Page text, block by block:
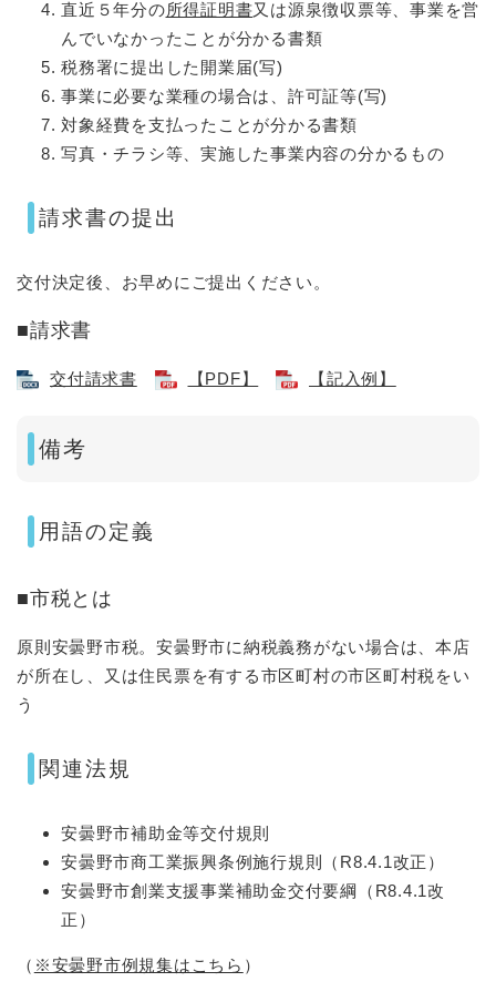
直近５年分の所得証明書又は源泉徴収票等、事業を営
んでいなかったことが分かる書類​
税務署に提出した開業届(写)
事業に必要な業種の場合は、許可証等(写)​
対象経費を支払ったことが分かる書類
写真・チラシ等、実施した事業内容の分かるもの
請求書の提出
交付決定後、お早めにご提出ください。
■請求書
交付請求書 【PDF】 【記入例】
備考
用語の定義
■市税とは
原則安曇野市税。安曇野市に納税義務がない場合は、本店
が所在し、又は住民票を有する市区町村の市区町村税をい
う
関連法規
安曇野市補助金等交付規則
安曇野市商工業振興条例施行規則（R8.4.1改正）
安曇野市創業支援事業補助金交付要綱（R8.4.1改
正）
（ ※安曇野市例規集はこちら ）